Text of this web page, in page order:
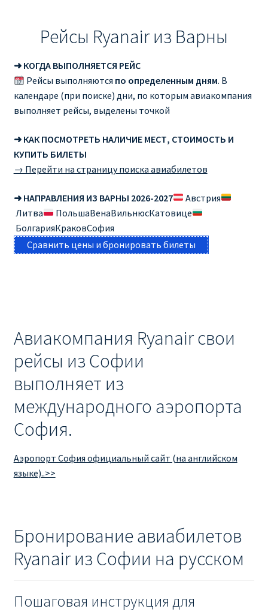
Рейсы Ryanair из Варны
➜ КОГДА ВЫПОЛНЯЕТСЯ РЕЙС
Рейсы выполняются по определенным дням. В
календаре (при поиске) дни, по которым авиакомпания
выполняет рейсы, выделены точкой
➜ КАК ПОСМОТРЕТЬ НАЛИЧИЕ МЕСТ, СТОИМОСТЬ И
КУПИТЬ БИЛЕТЫ
→ Перейти на страницу поиска авиабилетов
➜ НАПРАВЛЕНИЯ ИЗ ВАРНЫ 2026-2027
Австрия
Литва
ПольшаВенаВильнюсКатовице
БолгарияКраковСофия
Сравнить цены и бронировать билеты
Авиакомпания Ryanair свои
рейсы из Софии
выполняет из
международного аэропорта
София.
Аэропорт София официальный сайт (на английском
языке)..>>
Бронирование авиабилетов
Ryanair из Софии на русском
Пошаговая инструкция для